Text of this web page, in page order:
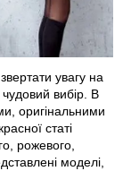
увагу на
вибір. В
оригінальними
статі
рожевого,
моделі,